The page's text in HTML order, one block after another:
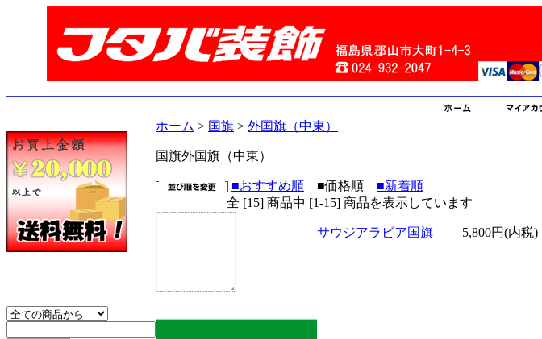
ホーム > 国旗 > 外国旗（中東）
国旗外国旗（中東）
■おすすめ順 ■価格順
■新着順
全 [15] 商品中 [1-15] 商品を表示しています
サウジアラビア国旗 5,800円(内税)